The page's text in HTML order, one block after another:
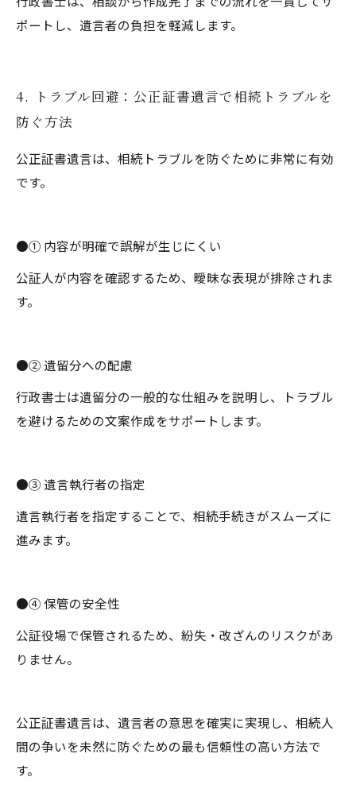
ポートし、遺言者の負担を軽減します。
4. トラブル回避：公正証書遺言で相続トラブルを
防ぐ方法
公正証書遺言は、相続トラブルを防ぐために非常に有効
です。
●① 内容が明確で誤解が生じにくい
公証人が内容を確認するため、曖昧な表現が排除されま
す。
●② 遺留分への配慮
行政書士は遺留分の一般的な仕組みを説明し、トラブル
を避けるための文案作成をサポートします。
●③ 遺言執行者の指定
遺言執行者を指定することで、相続手続きがスムーズに
進みます。
●④ 保管の安全性
公証役場で保管されるため、紛失・改ざんのリスクがあ
りません。
公正証書遺言は、遺言者の意思を確実に実現し、相続人
間の争いを未然に防ぐための最も信頼性の高い方法で
す。